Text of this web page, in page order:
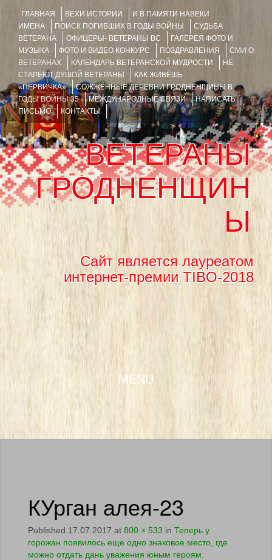
ГЛАВНАЯ ВЕХИ ИСТОРИИ
И В ПАМЯТИ НАВЕКИ
ИМЕНА
ПОИСК ПОГИБШИХ В ГОДЫ ВОЙНЫ
СУДЬБА
ВЕТЕРАНА
ОФИЦЕРЫ- ВЕТЕРАНЫ ВС
ГАЛЕРЕЯ ФОТО И
МУЗЫКА
ФОТО И ВИДЕО КОНКУРС ПОЗДРАВЛЕНИЯ
СМИ О
ВЕТЕРАНАХ
КАЛЕНДАРЬ ВЕТЕРАНСКОЙ МУДРОСТИ
НЕ
СТАРЕЮТ ДУШОЙ ВЕТЕРАНЫ
КАК ЖИВЁШЬ
«ПЕРВИЧКА»
СОЖЖЁННЫЕ ДЕРЕВНИ ГРОДНЕНЩИНЫ В
ГОДЫ ВОЙНЫ 35
МЕЖДУНАРОДНЫЕ СВЯЗИ
НАПИСАТЬ
ПИСЬМО
КОНТАКТЫ
ВЕТЕРАНЫ
ГРОДНЕНЩИН
Ы
Сайт является лауреатом
интернет-премии TIBO-2018
MENU
SKIP TO CONTENT
КУрган алея-23
Published 17.07.2017 at 800 × 533 in Теперь у
горожан появилось еще одно знаковое место, где
можно отдать дань уважения юным героям.